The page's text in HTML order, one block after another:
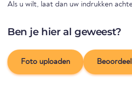
Als u wilt, laat dan uw indrukken
Ben je hier al geweest?
Foto uploaden